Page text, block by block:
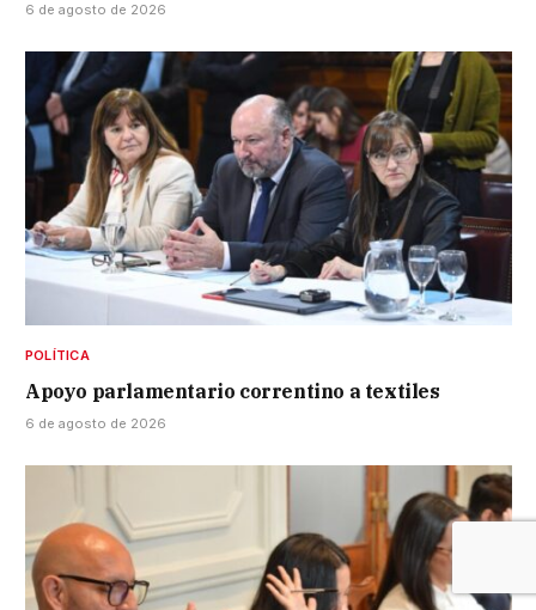
6 de agosto de 2026
POLÍTICA
Apoyo parlamentario correntino a textiles
6 de agosto de 2026